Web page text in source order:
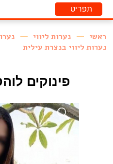
ראשי נערות ליווי
נערות ליווי בנצרת עילית
פינוקים